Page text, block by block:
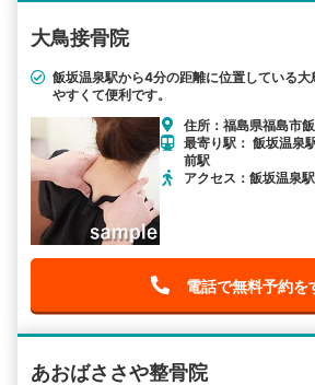
大鳥接骨院
飯坂温泉駅から4分の距離に位置している
やすくて便利です。
住所：福島県福島市
最寄り駅： 飯坂温泉
前駅
アクセス：飯坂温泉
電話で無料予約を
あおばささや整骨院